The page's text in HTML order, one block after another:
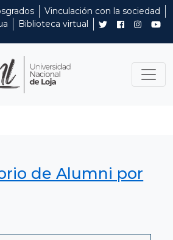
Vinculación con la sociedad
Biblioteca virtual
de Alumni por